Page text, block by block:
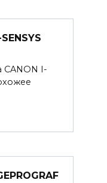
I-